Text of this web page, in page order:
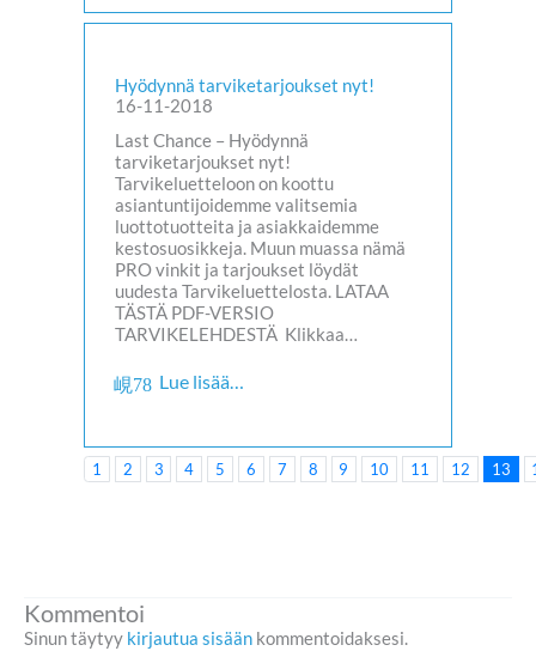
Hyödynnä tarviketarjoukset nyt!
16-11-2018
Last Chance – Hyödynnä
tarviketarjoukset nyt!
Tarvikeluetteloon on koottu
asiantuntijoidemme valitsemia
luottotuotteita ja asiakkaidemme
kestosuosikkeja. Muun muassa nämä
PRO vinkit ja tarjoukset löydät
uudesta Tarvikeluettelosta. LATAA
TÄSTÄ PDF-VERSIO
TARVIKELEHDESTÄ Klikkaa…
Lue lisää…
1 2 3 4 5 6 7 8 9 10 11 12 13
Kommentoi
Sinun täytyy kirjautua sisään kommentoidaksesi.